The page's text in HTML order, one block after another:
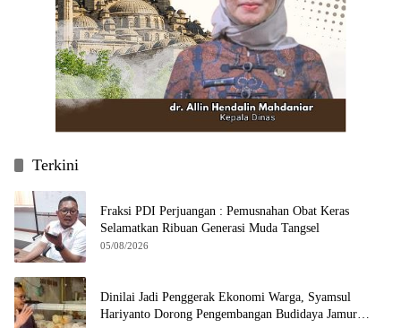
Terkini
Fraksi PDI Perjuangan : Pemusnahan Obat Keras
Selamatkan Ribuan Generasi Muda Tangsel
05/08/2026
Dinilai Jadi Penggerak Ekonomi Warga, Syamsul
Hariyanto Dorong Pengembangan Budidaya Jamur